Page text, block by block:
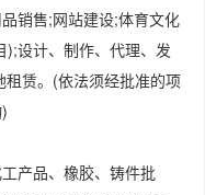
销售;网站建设;体育文化
设计、制作、代理、发
赁。(依法须经批准的项
产品、橡胶、铸件批